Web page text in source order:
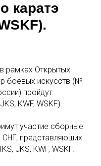
каратэ
рамках Открытых
боевых искусств (№
пройдут
KWF, WSKF).
участие сборные
представляющих
JKS, KWF, WSKF.